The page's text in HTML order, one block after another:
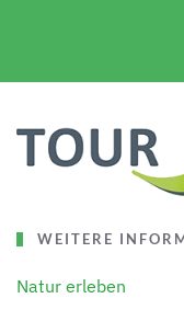
WEITERE
Natur erleben